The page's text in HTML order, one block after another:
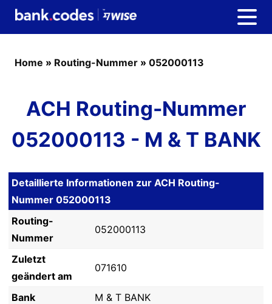
Home » Routing-Nummer » 052000113
ACH Routing-Nummer
052000113 - M & T BANK
Detaillierte Informationen zur ACH Routing-
Nummer 052000113
Routing-
Nummer
052000113
Zuletzt
geändert am
071610
Bank
M & T BANK